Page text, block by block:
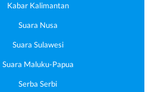
Kabar Kalimantan
Suara Nusa
Suara Sulawesi
Suara Maluku-Papua
Serba Serbi